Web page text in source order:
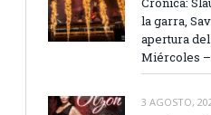
la garra,
apertura
Miércoles
3 AGOSTO,